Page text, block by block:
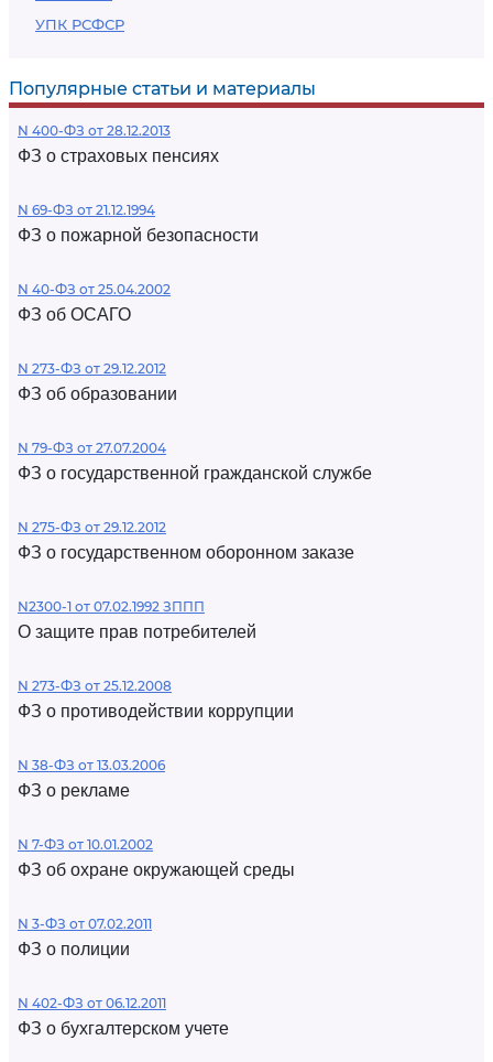
УПК РСФСР
Популярные статьи и материалы
N 400-ФЗ от 28.12.2013
ФЗ о страховых пенсиях
N 69-ФЗ от 21.12.1994
ФЗ о пожарной безопасности
N 40-ФЗ от 25.04.2002
ФЗ об ОСАГО
N 273-ФЗ от 29.12.2012
ФЗ об образовании
N 79-ФЗ от 27.07.2004
ФЗ о государственной гражданской службе
N 275-ФЗ от 29.12.2012
ФЗ о государственном оборонном заказе
N2300-1 от 07.02.1992 ЗППП
О защите прав потребителей
N 273-ФЗ от 25.12.2008
ФЗ о противодействии коррупции
N 38-ФЗ от 13.03.2006
ФЗ о рекламе
N 7-ФЗ от 10.01.2002
ФЗ об охране окружающей среды
N 3-ФЗ от 07.02.2011
ФЗ о полиции
N 402-ФЗ от 06.12.2011
ФЗ о бухгалтерском учете